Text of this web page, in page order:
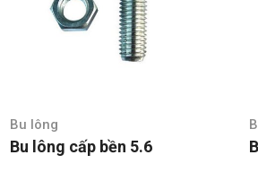
Bu lông
Bu lông cấp bền 4.8